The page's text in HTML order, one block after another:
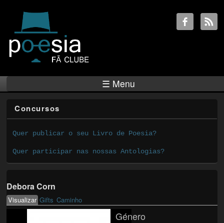
☰ Menu
Concursos
Quer publicar o seu Livro de Poesia?
Quer participar nas nossas Antologias?
Debora Corn
Primary tabs
Visualizar(active tab)
Gifts Caminho
Género